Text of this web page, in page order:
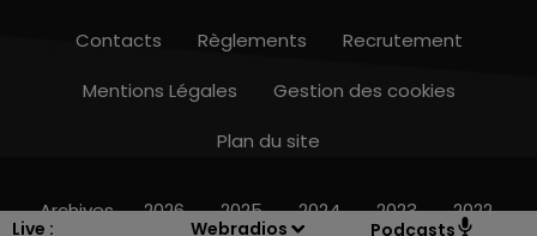
Live : Webradios Podcasts
Contacts Règlements
Recrutement
Mentions Légales
Gestion des cookies
Plan du site
Archives 2026 2025 2024 2023 2022